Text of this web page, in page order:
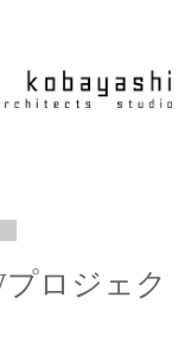
ロジェク